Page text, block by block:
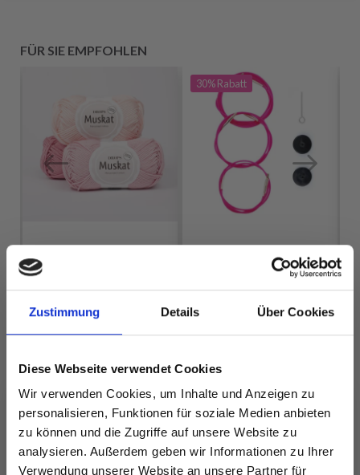
Zustimmung Details Über Cookies
Diese Webseite verwendet Cookies
Wir verwenden Cookies, um Inhalte und Anzeigen zu
personalisieren, Funktionen für soziale Medien anbieten
zu können und die Zugriffe auf unsere Website zu
analysieren. Außerdem geben wir Informationen zu Ihrer
Verwendung unserer Website an unsere Partner für
FÜR SIE EMPFOHLEN
EUR 1.99
Alle Optionen
ansehen
30%Rabatt
LYKKE KABEL
SWIVEL PINK (40–
150 CM)
EUR 3.20
Alle Optionen
ansehen